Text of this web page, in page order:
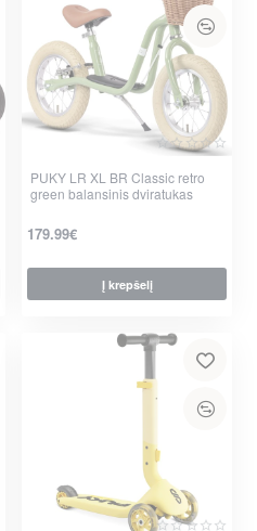
PUKY LR XL BR Classic retro
green balansinis dviratukas
179.99€
Į krepšelį